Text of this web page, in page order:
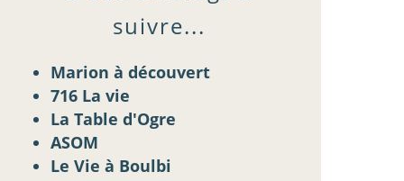
suivre...
Marion à découvert
716 La vie
La Table d'Ogre
ASOM
Le Vie à Boulbi